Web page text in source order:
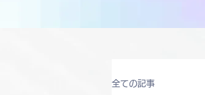
全ての記事